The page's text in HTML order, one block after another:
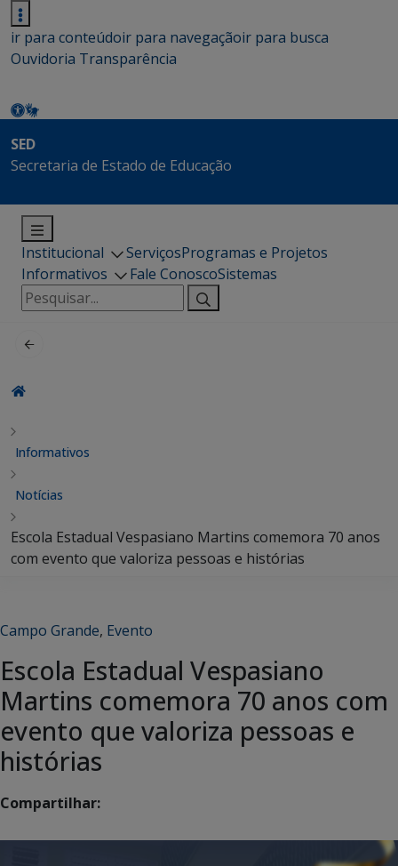
ir para conteúdoir para navegaçãoir para busca
Ouvidoria Transparência
SED
Secretaria de Estado de Educação
Institucional ServiçosProgramas e Projetos
Informativos
Fale ConoscoSistemas
Pesquisar
por:
Informativos
Notícias
Escola Estadual Vespasiano Martins comemora 70 anos
com evento que valoriza pessoas e histórias
Campo Grande, Evento
Escola Estadual Vespasiano
Martins comemora 70 anos com
evento que valoriza pessoas e
histórias
Compartilhar: